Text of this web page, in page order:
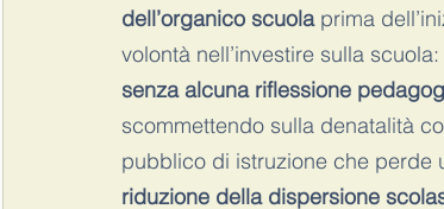
dell’organico scuola prima
volontà nell’investire sulla scuola:
senza alcuna riflessione
scommettendo sulla denatalità
pubblico di istruzione che perde
riduzione della dispersione